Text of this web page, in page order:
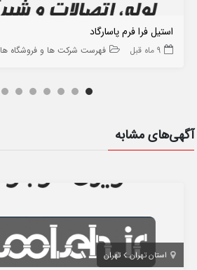
استیل فرا فرم پاسارگاد
9 ماه قبل فهرست شرکت ها و فروشگاه ها
آگهی‌های مشابه
استان تهران تهران